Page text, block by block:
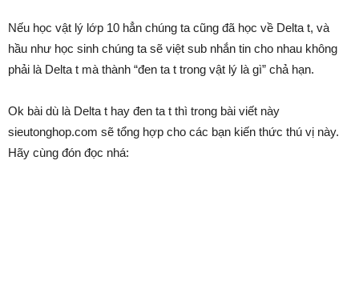
Nếu học vật lý lớp 10 hẳn chúng ta cũng đã học về Delta t, và
hầu như học sinh chúng ta sẽ việt sub nhắn tin cho nhau không
phải là Delta t mà thành “đen ta t trong vật lý là gì” chả hạn.
Ok bài dù là Delta t hay đen ta t thì trong bài viết này
sieutonghop.com sẽ tổng hợp cho các bạn kiến thức thú vị này.
Hãy cùng đón đọc nhá: